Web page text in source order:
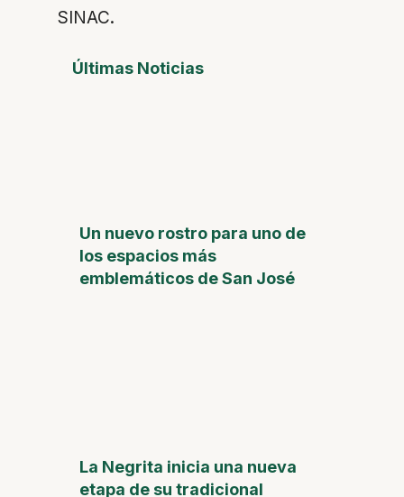
SINAC.
Últimas Noticias
Un nuevo rostro para uno de
los espacios más
emblemáticos de San José
La Negrita inicia una nueva
etapa de su tradicional